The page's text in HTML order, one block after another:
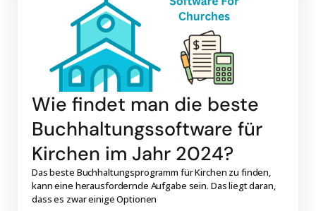
Wie findet man die beste
Buchhaltungssoftware für
Kirchen im Jahr 2024?
Das beste Buchhaltungsprogramm für Kirchen zu finden,
kann eine herausfordernde Aufgabe sein. Das liegt daran,
dass es zwar einige Optionen